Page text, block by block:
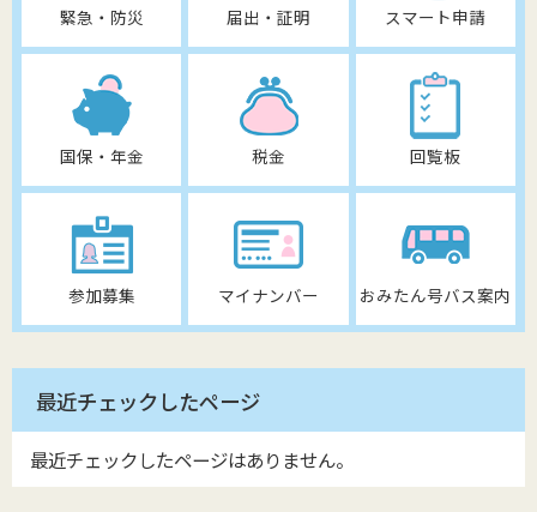
緊急・防災 届出・証明 スマート申請
国保・年金 税金 回覧板
参加募集 マイナンバー おみたん号バス案内
最近チェックしたページ
最近チェックしたページはありません。